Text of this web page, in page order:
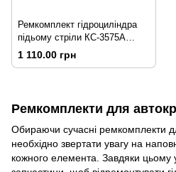
Ремкомплект гідроциліндра
підьому стріли КС-3575А
Ц41.000 (180*140)
1 110.00 грн
Ремкомплекти для
Обираючи сучасні ремкомплекти
необхідно звертати увагу на
кожного елемента. Завдяки цьому